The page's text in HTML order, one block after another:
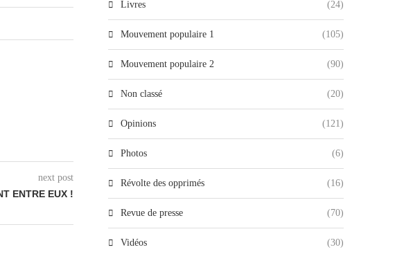
next post
ENTRE EUX !
Livres (24)
Mouvement populaire 1 (105)
Mouvement populaire 2 (90)
Non classé (20)
Opinions (121)
Photos (6)
Révolte des opprimés (16)
Revue de presse (70)
Vidéos (30)